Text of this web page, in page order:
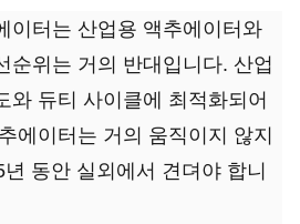
이터는 산업용 액추에이터와
순위는 거의 반대입니다. 산업
와 듀티 사이클에 최적화되어
에이터는 거의 움직이지 않지
동안 실외에서 견뎌야 합니